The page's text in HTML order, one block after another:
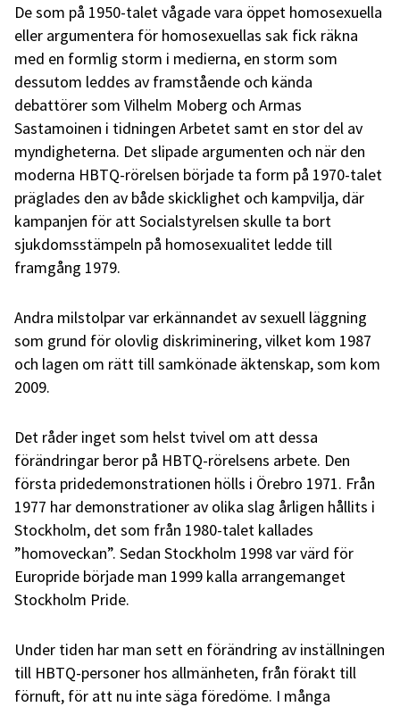
De som på 1950-talet vågade vara öppet homosexuella
eller argumentera för homosexuellas sak fick räkna
med en formlig storm i medierna, en storm som
dessutom leddes av framstående och kända
debattörer som Vilhelm Moberg och Armas
Sastamoinen i tidningen Arbetet samt en stor del av
myndigheterna. Det slipade argumenten och när den
moderna HBTQ-rörelsen började ta form på 1970-talet
präglades den av både skicklighet och kampvilja, där
kampanjen för att Socialstyrelsen skulle ta bort
sjukdomsstämpeln på homosexualitet ledde till
framgång 1979.
Andra milstolpar var erkännandet av sexuell läggning
som grund för olovlig diskriminering, vilket kom 1987
och lagen om rätt till samkönade äktenskap, som kom
2009.
Det råder inget som helst tvivel om att dessa
förändringar beror på HBTQ-rörelsens arbete. Den
första pridedemonstrationen hölls i Örebro 1971. Från
1977 har demonstrationer av olika slag årligen hållits i
Stockholm, det som från 1980-talet kallades
”homoveckan”. Sedan Stockholm 1998 var värd för
Europride började man 1999 kalla arrangemanget
Stockholm Pride.
Under tiden har man sett en förändring av inställningen
till HBTQ-personer hos allmänheten, från förakt till
förnuft, för att nu inte säga föredöme. I många